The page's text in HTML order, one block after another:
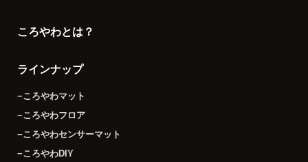
ころやわとは？
ラインナップ
−ころやわマット
−ころやわフロア
−ころやわセンサーマット
−ころやわDIY